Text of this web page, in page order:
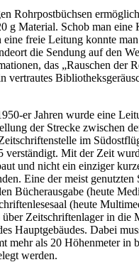
Rohrpostbüchsen
g Material. Schob man eine
eine freie Leitung konnte
die Sendung auf den
das „Rauschen der
vertrautes
er Jahren wurde eine
der Strecke zwischen
im
verständigt. Mit der Zeit
und nicht ein einziger
Eine der meist genutzten
Bücherausgabe (heute
(heute
über Zeitschriftenlager in die
Hauptgebäudes. Dabei
mehr als 20 Höhenmeter in
werden.